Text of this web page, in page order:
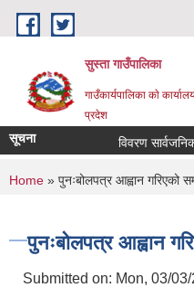
Skip to main content
सुस्ता गाउँपालिका
गाउँकार्यपालिका काे
प्रदेश
सूचना विवरण सार्वजनिक
You are here
Home » पुनःबोलपत्र आह्वान गरिएको
पुनःबोलपत्र आह्वान
Submitted on: Mon, 03/